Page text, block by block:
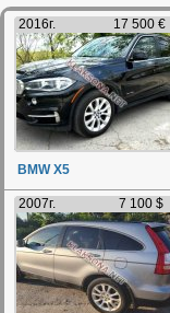
2016г. 17 500 €
BMW X5
2007г. 7 100 $